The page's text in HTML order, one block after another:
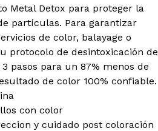
Metal Detox para proteger la
partículas. Para garantizar
de color, balayage o
protocolo de desintoxicación de
pasos para un 87% menos de
de color 100% confiable.
con color
y cuidado post coloración